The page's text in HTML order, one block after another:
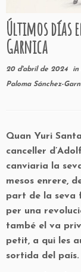
Últimos días
Garnica
20 d'abril de 2024 in
Paloma Sánchez-
Quan Yuri
canceller
canviaria la
mesos enrere,
part de la seva
per una
també el va
petit, a qui les
sortida del país.